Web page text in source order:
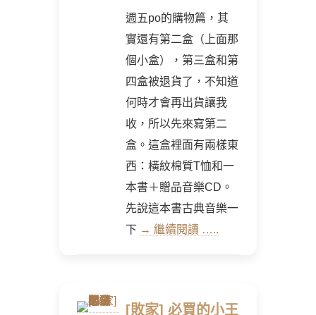
週五po的購物篇，其
實還有第二盒（上面那
個小盒），第三盒和第
四盒被退貨了，不知道
何時才會再出貨讓我
收，所以先來寫第二
盒。這盒裡面有兩樣東
西：橫紋棉質T恤和一
本書＋贈品音樂CD。
先說這本書古典音樂一
下 → 繼續閱讀 …..
[敗家] 必買的小王